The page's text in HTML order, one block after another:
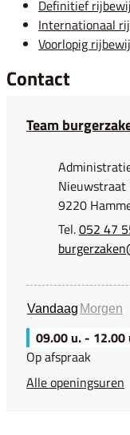
Definitief
Internationaal
Voorlopig
Contact
Team
Nieuwstraat
,9220
052 47
E-mailburgerzaken
Vandaag Morgen
09.00 u.- 12.00
Op afspraak
Alle openingsuren